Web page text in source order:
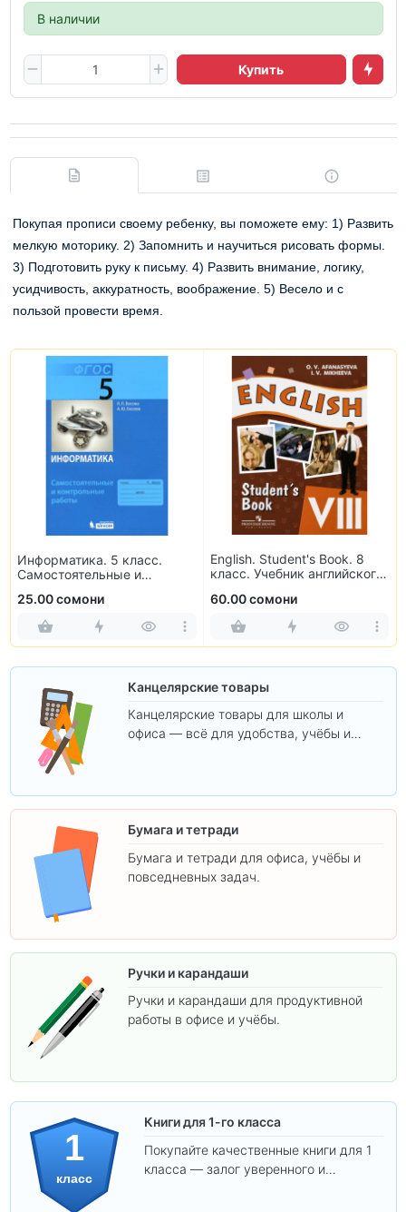
В наличии
Купить
Покупая прописи своему ребенку, вы поможете ему: 1) Развить
мелкую моторику. 2) Запомнить и научиться рисовать формы.
3) Подготовить руку к письму. 4) Развить внимание, логику,
усидчивость, аккуратность, воображение. 5) Весело и с
пользой провести время.
Информатика. 5 класс.
Самостоятельные и
25.00 сомони
English. Student's Book. 8
класс. Учебник английского
60.00 сомони
Канцелярские товары
Канцелярские товары для школы и
офиса — всё для удобства, учёбы и
Бумага и тетради
Бумага и тетради для офиса, учёбы и
повседневных задач.
Ручки и карандаши
Ручки и карандаши для продуктивной
работы в офисе и учёбы.
1
класс
Книги для 1-го класса
Покупайте качественные книги для 1
класса — залог уверенного и